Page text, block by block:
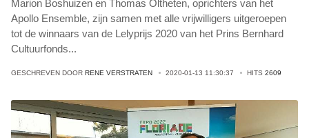
Marion Boshuizen en Thomas Oltheten, oprichters van het
Apollo Ensemble, zijn samen met alle vrijwilligers uitgeroepen
tot de winnaars van de Lelyprijs 2020 van het Prins Bernhard
Cultuurfonds...
GESCHREVEN DOOR RENE VERSTRATEN 2020-01-13 11:30:37 HITS 2609